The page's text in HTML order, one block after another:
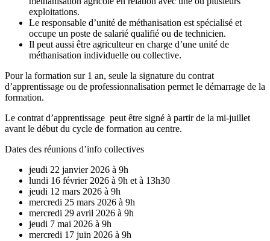
exploitations.
Le responsable d’unité de méthanisation est spécialisé et
occupe un poste de salarié qualifié ou de technicien.
Il peut aussi être agriculteur en charge d’une unité de
méthanisation individuelle ou collective.
Pour la formation sur 1 an, seule la signature du contrat
d’apprentissage ou de professionnalisation permet le démarrage de la
formation.
Le contrat d’apprentissage peut être signé à partir de la mi-juillet
avant le début du cycle de formation au centre.
Dates des réunions d’info collectives
jeudi 22 janvier 2026 à 9h
lundi 16 février 2026 à 9h et à 13h30
jeudi 12 mars 2026 à 9h
mercredi 25 mars 2026 à 9h
mercredi 29 avril 2026 à 9h
jeudi 7 mai 2026 à 9h
mercredi 17 juin 2026 à 9h